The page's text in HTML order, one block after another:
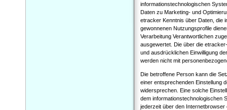
informationstechnologischen
Daten zu Marketing- und
etracker Kenntnis über Daten, die
gewonnenen Nutzungsprofile
Verarbeitung Verantwortlichen
ausgewertet. Die über die
und ausdrücklichen Einwilligung
werden nicht mit
Die betroffene Person kann die
einer entsprechenden Einstellung
widersprechen. Eine solche
dem informationstechnologischen
jederzeit über den